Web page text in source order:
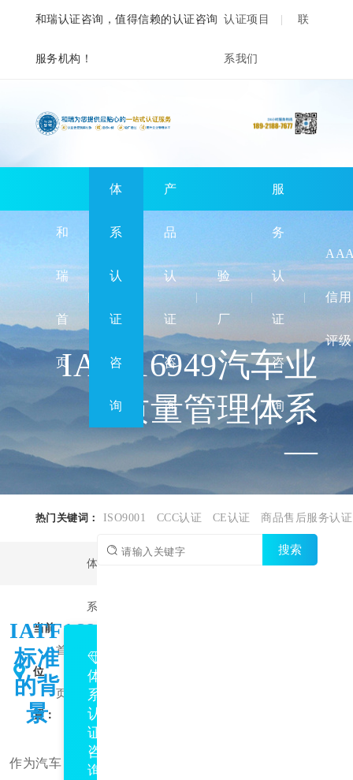
和瑞认证咨询，值得信赖的认证咨询
服务机构！
认证项目 联
系我们
和
瑞
首
页
体
系
认
证
咨
询
产
品
认
证
咨
询
验
厂
服
务
认
证
咨
询
信用
评级
IATF16949汽车业
质量管理体系
—
热门关键词： ISO9001 CCC认证 CE认证 商品售后服务认证
搜索
当前
位
置：
首
页
体
系
认
证
咨
IATF16949
标准
的背
景
作为汽车
体
系
认
证
咨
询